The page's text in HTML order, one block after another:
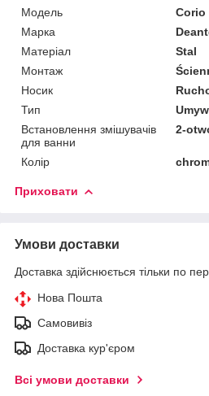
Мoдель
Corio
Марка
Матеріал
Stal
Монтаж
Носик
Тип
Встановлення змішувачів
для ванни
2-
Колір
Приховати
Умови доставки
Доставка здійснюється тільки по
Нова Пошта
Самовивіз
Доставка кур'єром
Всі умови доставки